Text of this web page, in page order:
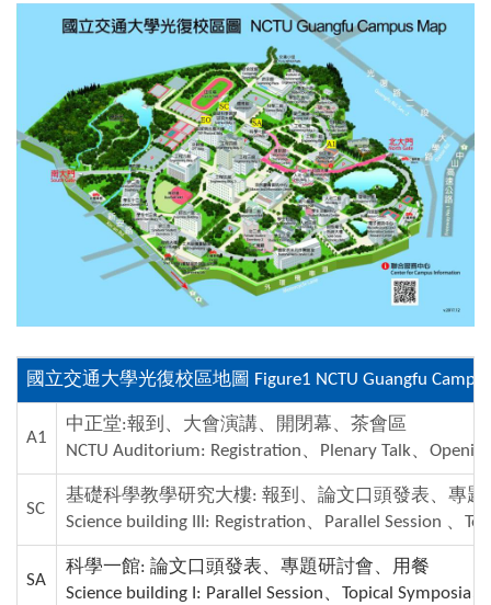
國立交通大學光復校區地圖 Figure1 NCTU Guangfu
A1
中正堂:報到、大會演講、開閉幕、茶會區
NCTU Auditorium: Registration、 Plenary Talk、
SC
基礎科學教學研究大樓: 報到、論文口頭發表、專
Science building III: Registration、 Parallel Session 、
SA
科學一館: 論文口頭發表、專題研討會、用餐
Science building I: Parallel Session、 Topical Symposia